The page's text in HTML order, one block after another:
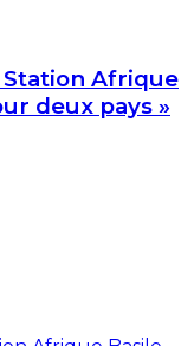
Station Afrique
deux pays »